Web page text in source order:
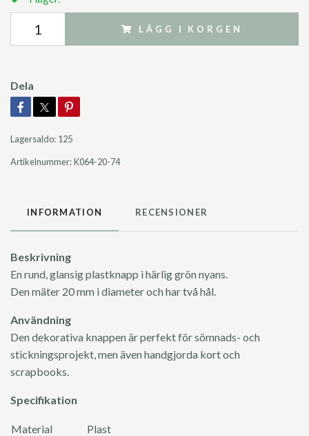
LÄGG I KORGEN
Dela
Lagersaldo: 125
Artikelnummer:K064-20-74
INFORMATION RECENSIONER
Beskrivning
En rund, glansig plastknapp i härlig grön nyans.
Den mäter 20 mm i diameter och har två hål.
Användning
Den dekorativa knappen är perfekt för sömnads- och
stickningsprojekt, men även handgjorda kort och
scrapbooks.
Specifikation
Material
Plast